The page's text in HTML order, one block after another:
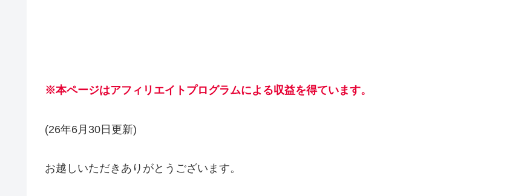
※本ページはアフィリエイトプログラムによる収益を得ています。
(26年6月30日更新)
お越しいただきありがとうございます。